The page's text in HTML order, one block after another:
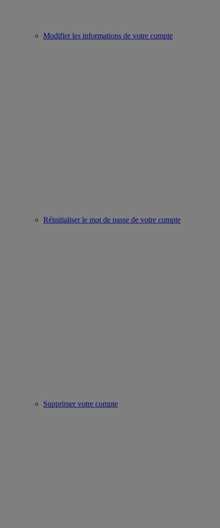
Modifier les informations de votre compte
Réinitialiser le mot de passe de votre compte
Supprimer votre compte